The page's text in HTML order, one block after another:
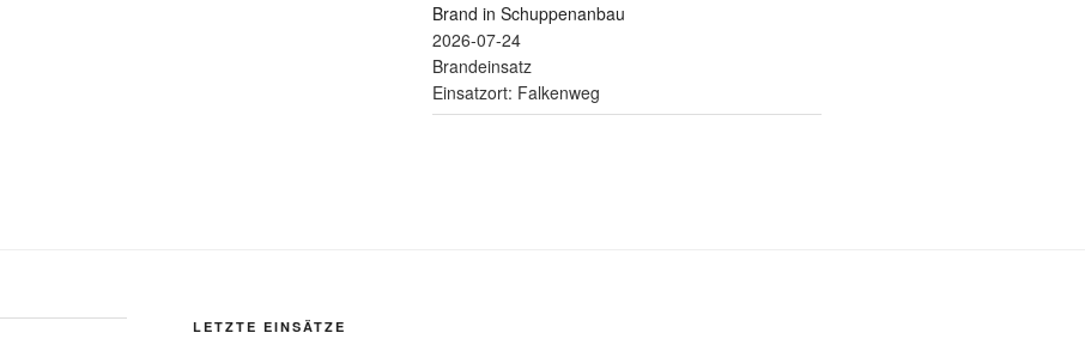
Brand in Schuppenanbau
2026-07-24
Brandeinsatz
Einsatzort: Falkenweg
LETZTE EINSÄTZE